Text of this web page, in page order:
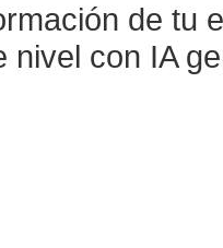
de tu
nivel con IA